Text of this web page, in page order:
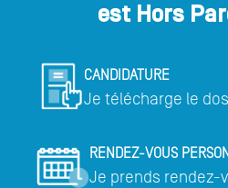
est Hors
CANDIDATURE
Je télécharge le
RENDEZ-VOUS
Je prends rendez-